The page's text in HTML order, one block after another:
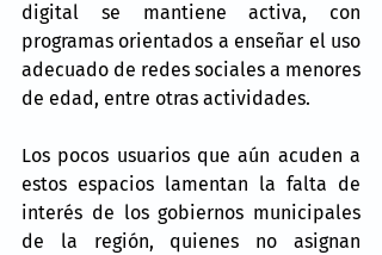
digital se mantiene activa, con
programas orientados a enseñar el uso
adecuado de redes sociales a menores
de edad, entre otras actividades.
Los pocos usuarios que aún acuden a
estos espacios lamentan la falta de
interés de los gobiernos municipales
de la región, quienes no asignan